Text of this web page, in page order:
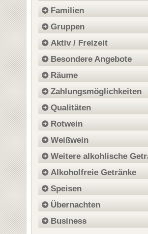
Familien
Gruppen
Aktiv / Freizeit
Besondere Angebote
Räume
Zahlungsmöglichkeiten
Qualitäten
Rotwein
Weißwein
Weitere alkohlische
Alkoholfreie Getränke
Speisen
Übernachten
Business